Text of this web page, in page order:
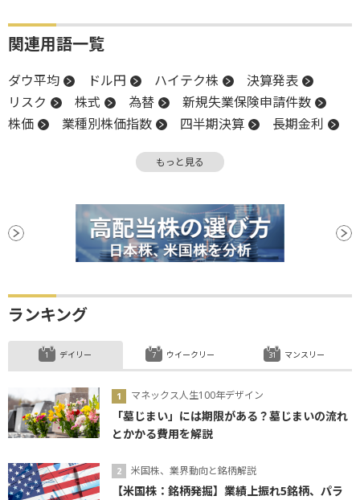
関連用語一覧
ダウ平均 ドル円 ハイテク株
決算発表
リスク
株式 為替
新規失業保険申請件数
株価
業種別株価指数 四半期決算
長期金利
決算 堅調
もっと見る
ランキング
デイリー
マネックス人生100年デザイン
「墓じまい」には期限がある？墓じまいの流れ
とかかる費用を解説
米国株、業界動向と銘柄解説
【米国株：銘柄発掘】業績上振れ5銘柄、パラ
ウイークリー マンスリー